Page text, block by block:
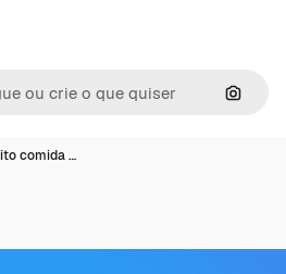
comida …